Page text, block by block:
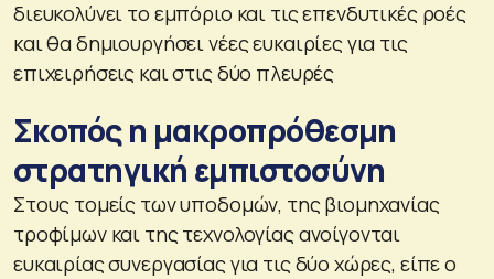
διευκολύνει το εμπόριο και τις επενδυτικές ροές
και θα δημιουργήσει νέες ευκαιρίες για τις
επιχειρήσεις και στις δύο πλευρές
Σκοπός η μακροπρόθεσμη
στρατηγική εμπιστοσύνη
Στους τομείς των υποδομών, της βιομηχανίας
τροφίμων και της τεχνολογίας ανοίγονται
ευκαιρίας συνεργασίας για τις δύο χώρες, είπε ο